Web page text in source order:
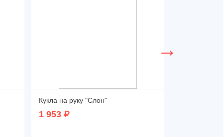
Кукла на руку "Слон"
1 953